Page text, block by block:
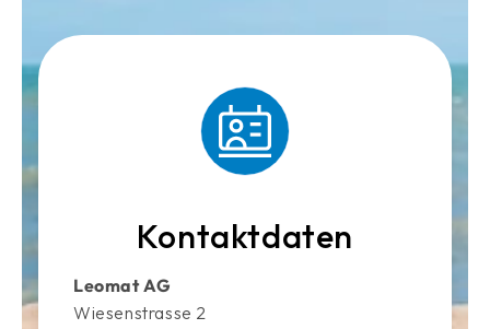
Kontaktdaten
Leomat AG
Wiesenstrasse 2